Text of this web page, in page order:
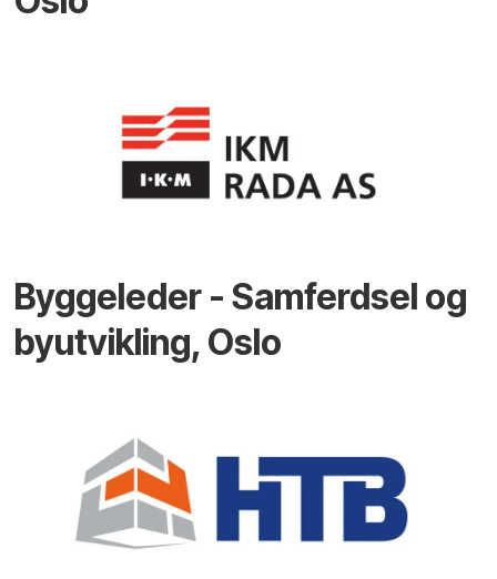
Byggeleder - Samferdsel og
byutvikling, Oslo